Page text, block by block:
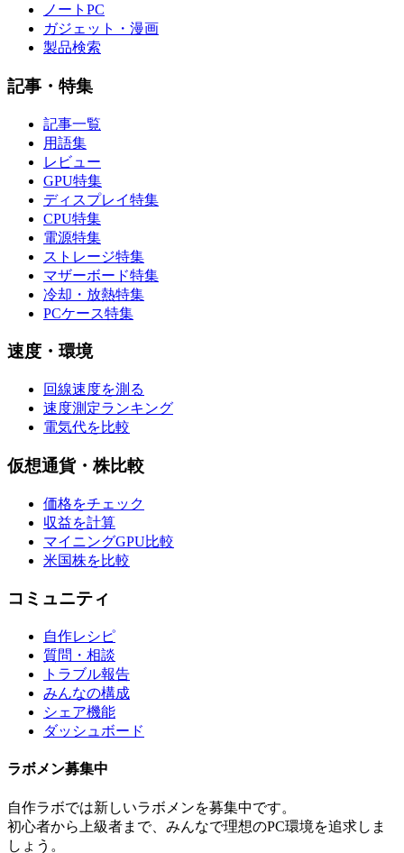
ノートPC
ガジェット・漫画
製品検索
記事・特集
記事一覧
用語集
レビュー
GPU特集
ディスプレイ特集
CPU特集
電源特集
ストレージ特集
マザーボード特集
冷却・放熱特集
PCケース特集
速度・環境
回線速度を測る
速度測定ランキング
電気代を比較
仮想通貨・株比較
価格をチェック
収益を計算
マイニングGPU比較
米国株を比較
コミュニティ
自作レシピ
質問・相談
トラブル報告
みんなの構成
シェア機能
ダッシュボード
ラボメン募集中
自作ラボでは新しいラボメンを募集中です。
初心者から上級者まで、みんなで理想のPC環境を追求しま
しょう。